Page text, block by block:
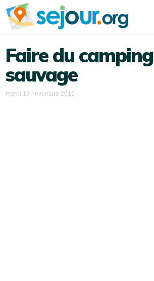
Faire du camping
sauvage
mardi 19 novembre 2019